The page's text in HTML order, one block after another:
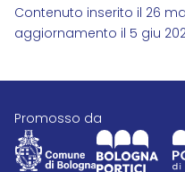
Contenuto inserito il 26
aggiornamento il 5 giu
promosso da